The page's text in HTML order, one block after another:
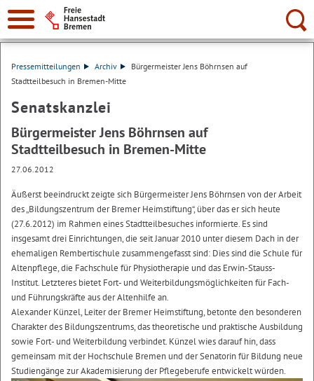
Suche:
Pressemitteilungen Archiv
Bürgermeister Jens Böhrnsen auf
Stadtteilbesuch in Bremen-Mitte
Senatskanzlei
Bürgermeister Jens Böhrnsen auf
Stadtteilbesuch in Bremen-Mitte
27.06.2012
Äußerst beeindruckt zeigte sich Bürgermeister Jens Böhrnsen von der Arbeit
des „Bildungszentrum der Bremer Heimstiftung“, über das er sich heute
(27.6.2012) im Rahmen eines Stadtteilbesuches informierte. Es sind
insgesamt drei Einrichtungen, die seit Januar 2010 unter diesem Dach in der
ehemaligen Rembertischule zusammengefasst sind: Dies sind die Schule für
Altenpflege, die Fachschule für Physiotherapie und das Erwin-Stauss-
Institut. Letzteres bietet Fort- und Weiterbildungsmöglichkeiten für Fach-
und Führungskräfte aus der Altenhilfe an.
Alexander Künzel, Leiter der Bremer Heimstiftung, betonte den besonderen
Charakter des Bildungszentrums, das theoretische und praktische Ausbildung
sowie Fort- und Weiterbildung verbindet. Künzel wies darauf hin, dass
gemeinsam mit der Hochschule Bremen und der Senatorin für Bildung neue
Studiengänge zur Akademisierung der Pflegeberufe entwickelt würden.